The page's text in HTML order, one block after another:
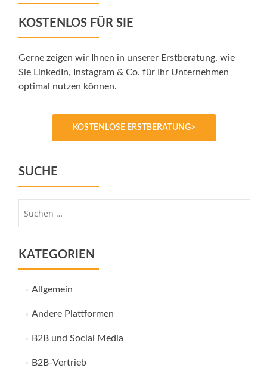
KOSTENLOS FÜR SIE
Gerne zeigen wir Ihnen in unserer Erstberatung, wie
Sie LinkedIn, Instagram & Co. für Ihr Unternehmen
optimal nutzen können.
KOSTENLOSE ERSTBERATUNG>
SUCHE
KATEGORIEN
Allgemein
Andere Plattformen
B2B und Social Media
B2B-Vertrieb